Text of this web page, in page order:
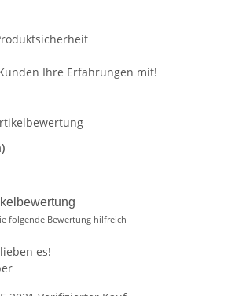
Ihre Erfahrungen mit!
folgende Bewertung hilfreich
es!